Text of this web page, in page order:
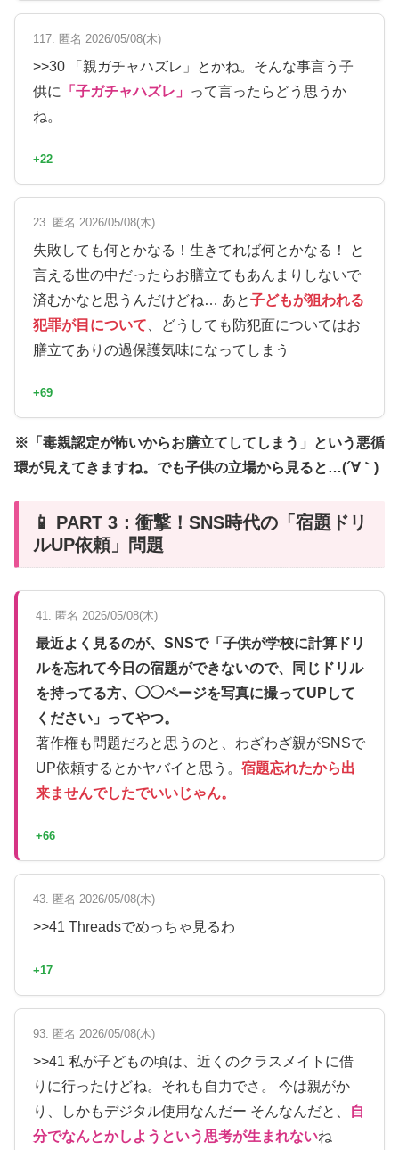
117. 匿名 2026/05/08(木)
>>30 「親ガチャハズレ」とかね。そんな事言う子
供に
「子ガチャハズレ」
って言ったらどう思うか
ね。
+22
23. 匿名 2026/05/08(木)
失敗しても何とかなる！生きてれば何とかなる！ と
言える世の中だったらお膳立てもあんまりしないで
済むかなと思うんだけどね… あと子どもが狙われる
犯罪が目について 、どうしても防犯面についてはお
膳立てありの過保護気味になってしまう
+69
※「毒親認定が怖いからお膳立てしてしまう」という悪循
環が見えてきますね。でも子供の立場から見ると…(´∀｀)
📱 PART 3：衝撃！SNS時代の「宿題ドリ
ルUP依頼」問題
41. 匿名 2026/05/08(木)
最近よく見るのが、SNSで「子供が学校に計算ドリ
ルを忘れて今日の宿題ができないので、同じドリル
を持ってる方、◯◯ページを写真に撮ってUPして
ください」ってやつ。
著作権も問題だろと思うのと、わざわざ親がSNSで
UP依頼するとかヤバイと思う。 宿題忘れたから出
来ませんでしたでいいじゃん。
+66
43. 匿名 2026/05/08(木)
>>41 Threadsでめっちゃ見るわ
+17
93. 匿名 2026/05/08(木)
>>41 私が子どもの頃は、近くのクラスメイトに借
りに行ったけどね。それも自力でさ。 今は親がか
り、しかもデジタル使用なんだー そんなんだと、
自
分でなんとかしようという思考が生まれないね